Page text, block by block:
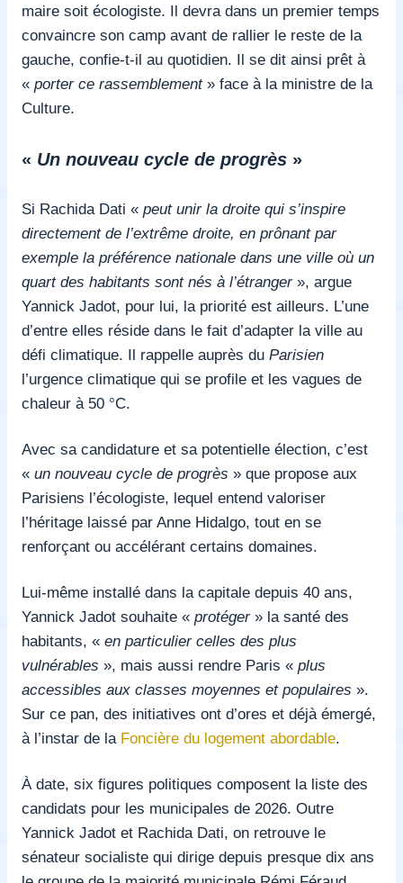
maire soit écologiste. Il devra dans un premier temps
convaincre son camp avant de rallier le reste de la
gauche, confie-t-il au quotidien. Il se dit ainsi prêt à
« porter ce rassemblement» face à la ministre de la
Culture.
« Un nouveau cycle de progrès »
Si Rachida Dati « peut unir la droite qui s’inspire
directement de l’extrême droite, en prônant par
exemple la préférence nationale dans une ville où un
quart des habitants sont nés à l’étranger», argue
Yannick Jadot, pour lui, la priorité est ailleurs. L’une
d’entre elles réside dans le fait d’adapter la ville au
défi climatique. Il rappelle auprès du Parisien
l’urgence climatique qui se profile et les vagues de
chaleur à 50 °C.
Avec sa candidature et sa potentielle élection, c’est
« un nouveau cycle de progrès » que propose aux
Parisiens l’écologiste, lequel entend valoriser
l’héritage laissé par Anne Hidalgo, tout en se
renforçant ou accélérant certains domaines.
Lui-même installé dans la capitale depuis 40 ans,
Yannick Jadot souhaite « protéger» la santé des
habitants, « en particulier celles des plus
vulnérables », mais aussi rendre Paris « plus
accessibles aux classes moyennes et populaires ».
Sur ce pan, des initiatives ont d’ores et déjà émergé,
à l’instar de la Foncière du logement abordable.
À date, six figures politiques composent la liste des
candidats pour les municipales de 2026. Outre
Yannick Jadot et Rachida Dati, on retrouve le
sénateur socialiste qui dirige depuis presque dix ans